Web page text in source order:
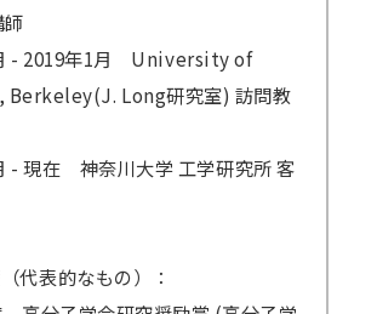
師
- 2019年1月 University of
Long研究室) 訪問教
- 現在 神奈川大学 工学研究所 客
代表的なもの）：